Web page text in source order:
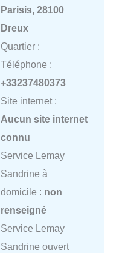
Parisis, 28100
Dreux
Quartier :
Téléphone :
+33237480373
Site internet :
Aucun site internet
connu
Service Lemay
Sandrine à
domicile : non
renseigné
Service Lemay
Sandrine ouvert